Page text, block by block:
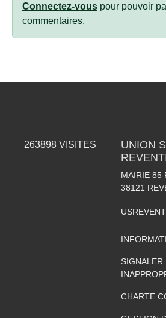
Connectez-vous pour pouvoir
commentaires.
263898 VISITES
UNION
MAIRIE 85
38121
SIGNALER
CHARTE